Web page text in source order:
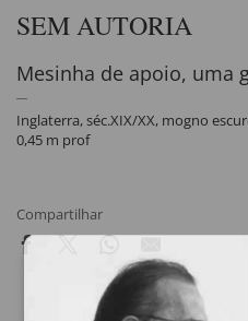
SEM AUTORIA
Mesinha de apoio, uma
Inglaterra, séc.XIX/XX, mogno
0,45 m prof
Compartilhar